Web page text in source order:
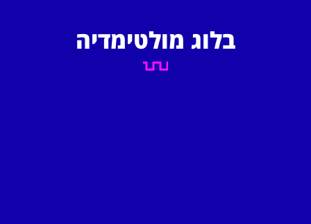
בלוג מולטימדיה